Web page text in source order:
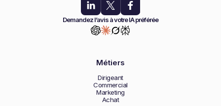
Demandez l’avis à votre IA préférée
Métiers
Dirigeant
Commercial
Marketing
Achat